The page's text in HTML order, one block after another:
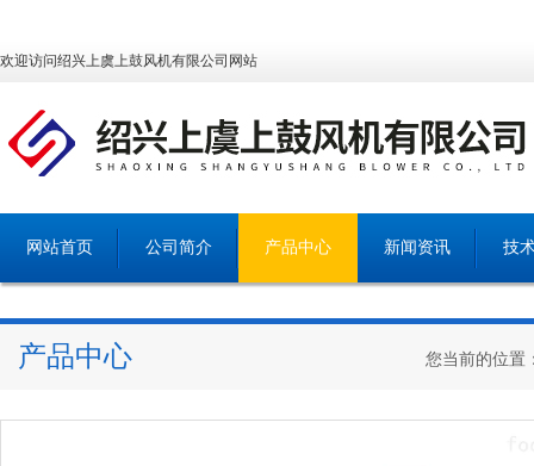
欢迎访问绍兴上虞上鼓风机有限公司网站
网站首页 公司简介 产品中心 新闻资讯 技
产品中心 您当前的位置